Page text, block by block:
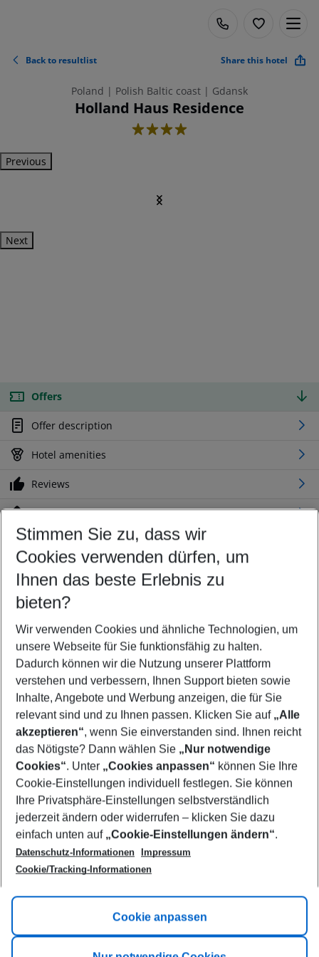
Back to resultlist Share this hotel
Poland | Polish Baltic coast | Gdansk
Holland Haus Residence
4
Previous
Next
Offers
Offer description
Hotel amenities
Reviews
Location
Customize your offer
Find the perfect deal which suits your best
Your departure airport
Any airport
Select your date range
11/08/26–09/08/27 5-8 nights
Who will travel
2 adults No children
Show more filter
Footer
Footer navigation
Title A
Link A
Stimmen Sie zu, dass wir
Cookies verwenden dürfen, um
Ihnen das beste Erlebnis zu
bieten?
Wir verwenden Cookies und ähnliche Technologien, um
unsere Webseite für Sie funktionsfähig zu halten.
Dadurch können wir die Nutzung unserer Plattform
verstehen und verbessern, Ihnen Support bieten sowie
Inhalte, Angebote und Werbung anzeigen, die für Sie
relevant sind und zu Ihnen passen. Klicken Sie auf „Alle
akzeptieren“, wenn Sie einverstanden sind. Ihnen reicht
das Nötigste? Dann wählen Sie „Nur notwendige
Cookies“. Unter „Cookies anpassen“ können Sie Ihre
Cookie-Einstellungen individuell festlegen. Sie können
Ihre Privatsphäre-Einstellungen selbstverständlich
jederzeit ändern oder widerrufen – klicken Sie dazu
einfach unten auf „Cookie-Einstellungen ändern“.
Datenschutz-Informationen
Impressum
Cookie/Tracking-Informationen
Cookie anpassen